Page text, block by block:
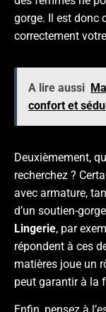
gorge. Il est donc
correctement
A lire aussi
confort et
Deuxièmement,
recherchez ?
avec armature,
d’un soutien-
Lingerie, par
répondent à ces
matières joue un
peut garantir à la